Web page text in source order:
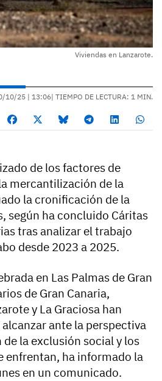
Viviendas en Lanzarote.
10/25 | 13:06| TIEMPO DE LECTURA: 1 MIN.
de los factores de
mercantilización de la
la cronificación de la
según ha concluido Cáritas
tras analizar el trabajo
desde 2023 a 2025.
en Las Palmas de Gran
de Gran Canaria,
y La Graciosa han
ante la perspectiva
la exclusión social y los
enfrentan, ha informado la
en un comunicado.